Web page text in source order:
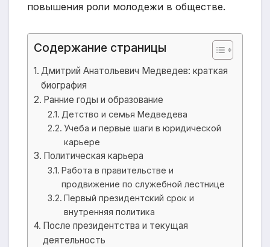
повышения роли молодежи в обществе.
Содержание страницы
Дмитрий Анатольевич Медведев: краткая
биография
Ранние годы и образование
Детство и семья Медведева
Учеба и первые шаги в юридической
карьере
Политическая карьера
Работа в правительстве и
продвижение по служебной лестнице
Первый президентский срок и
внутренняя политика
После президентства и текущая
деятельность